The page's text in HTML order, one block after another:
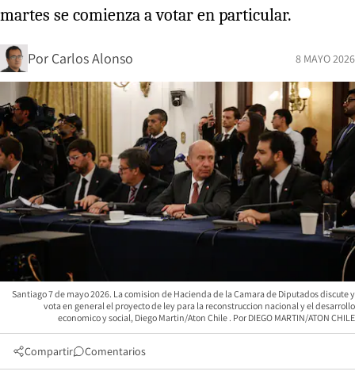
martes se comienza a votar en particular.
Por Carlos Alonso 8 MAYO 2026
Santiago 7 de mayo 2026. La comision de Hacienda de la Camara de Diputados discute y
vota en general el proyecto de ley para la reconstruccion nacional y el desarrollo
economico y social, Diego Martin/Aton Chile
DIEGO MARTIN/ATON CHILE
Compartir Comentarios